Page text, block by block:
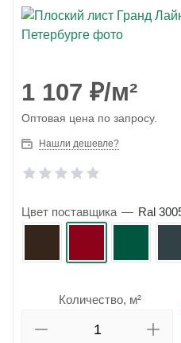
1 107 ₽/м²
Оптовая цена по запросу.
Нашли дешевле?
Цвет поставщика — Ral
Количество, м²